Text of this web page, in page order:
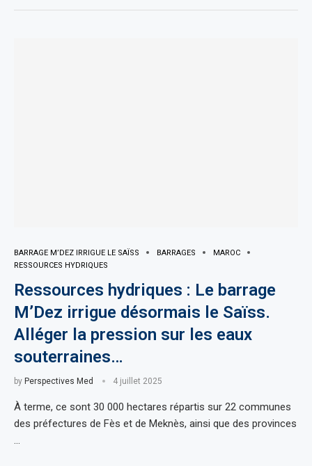
BARRAGE M’DEZ IRRIGUE LE SAÏSS BARRAGES
MAROC
RESSOURCES HYDRIQUES
Ressources hydriques : Le barrage
M’Dez irrigue désormais le Saïss.
Alléger la pression sur les eaux
souterraines…
by Perspectives Med 4 juillet 2025
À terme, ce sont 30 000 hectares répartis sur 22 communes
des préfectures de Fès et de Meknès, ainsi que des provinces
…